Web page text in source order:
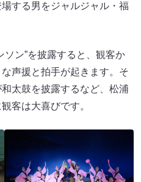
する男をジャルジャル・福
ソン”を披露すると、観客か
声援と拍手が起きます。そ
太鼓を披露するなど、松浦
客は大喜びです。